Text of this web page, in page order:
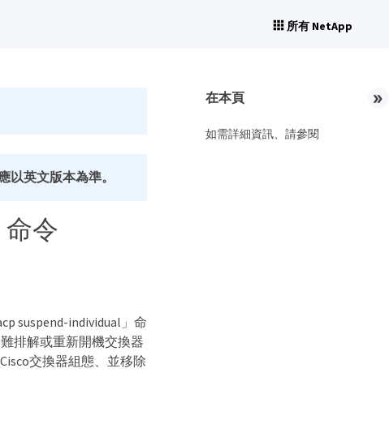
所有 NetApp
英文版本為準。
令
suspend-individual」命
排解或重新開機交換器
交換器組態、並移除
在本頁
如需詳細資訊、請參閱